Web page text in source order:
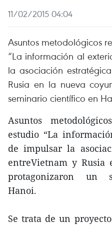
11/02/2015 04:04
Asuntos metodológicos
“La información al
la asociación
Rusia en la nueva
seminario científico en
Asuntos
estudio “La
de impulsar la
entreVietnam y Rusia
protagonizaron un
Hanoi.
Se trata de un